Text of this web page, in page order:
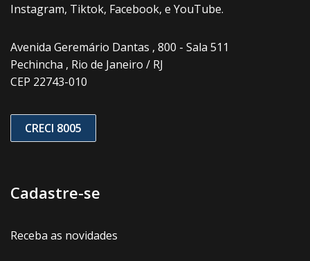
Instagram, Tiktok, Facebook, e YouTube.
Avenida Geremário Dantas , 800 - Sala 511
Pechincha , Rio de Janeiro / RJ
CEP 22743-010
CRECI 8005
Cadastre-se
Receba as novidades